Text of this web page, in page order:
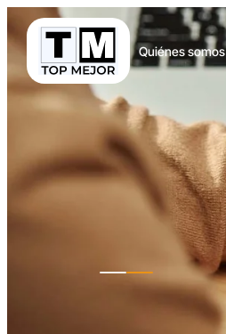
Quiénes somos